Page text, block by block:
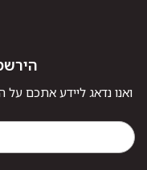
ואנו נדאג ליידע אתכם על